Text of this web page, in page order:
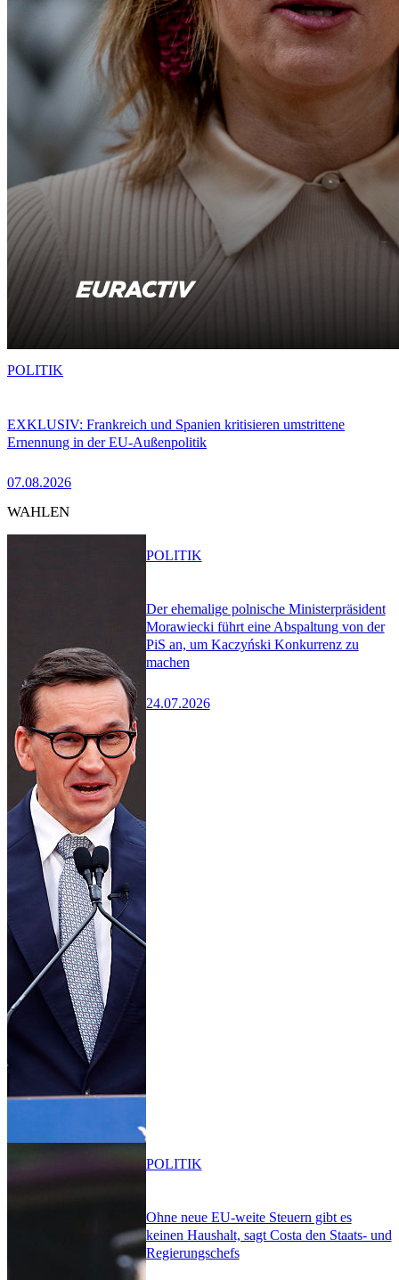
EXKLUSIV: Frankreich und Spanien kritisieren umstrittene
Ernennung in der EU-Außenpolitik
07.08.2026
POLITIK
WAHLEN
Der ehemalige polnische Ministerpräsident
Morawiecki führt eine Abspaltung von der
PiS an, um Kaczyński Konkurrenz zu
machen
24.07.2026
POLITIK
Ohne neue EU-weite Steuern gibt es
keinen Haushalt, sagt Costa den Staats- und
Regierungschefs
POLITIK